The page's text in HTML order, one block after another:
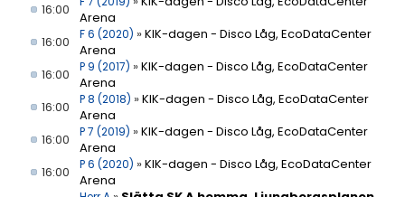
16:00
Arena
16:00
F 6 (2020) »KIK-dagen - Disco Låg, EcoDataCenter
Arena
16:00
P 9 (2017) »KIK-dagen - Disco Låg, EcoDataCenter
Arena
16:00
P 8 (2018) »KIK-dagen - Disco Låg, EcoDataCenter
Arena
16:00
P 7 (2019) »KIK-dagen - Disco Låg, EcoDataCenter
Arena
16:00
P 6 (2020) »KIK-dagen - Disco Låg, EcoDataCenter
Arena